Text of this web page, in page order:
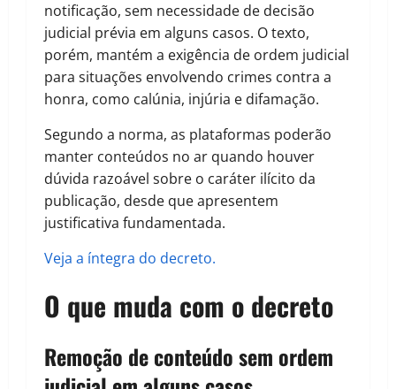
notificação, sem necessidade de decisão
judicial prévia em alguns casos. O texto,
porém, mantém a exigência de ordem judicial
para situações envolvendo crimes contra a
honra, como calúnia, injúria e difamação.
Segundo a norma, as plataformas poderão
manter conteúdos no ar quando houver
dúvida razoável sobre o caráter ilícito da
publicação, desde que apresentem
justificativa fundamentada.
Veja a íntegra do decreto.
O que muda com o decreto
Remoção de conteúdo sem ordem